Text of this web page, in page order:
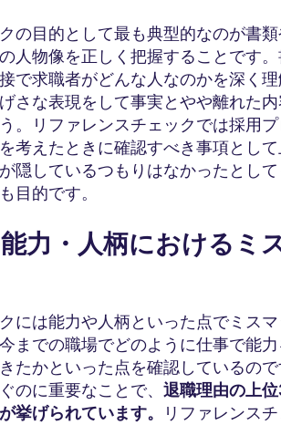
の目的として最も典型的なのが書
人物像を正しく把握することです
で求職者がどんな人なのかを深く
さな表現をして事実とやや離れた
。リファレンスチェックでは採用
考えたときに確認すべき事項とし
隠しているつもりはなかったとし
目的です。
力・人柄におけるミ
には能力や人柄といった点でミス
までの職場でどのように仕事で能
たかといった点を確認しているの
のに重要なことで、 退職理由の上
挙げられています。
リファレンス